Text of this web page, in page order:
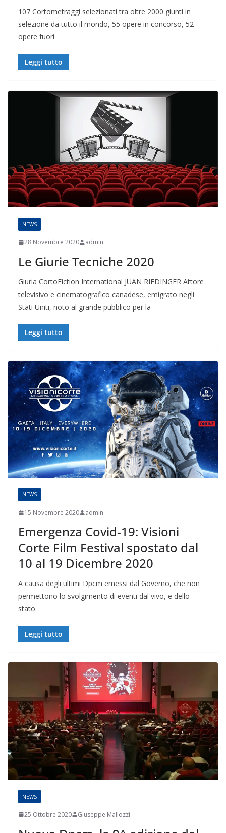
107 Cortometraggi selezionati tra oltre 2000 giunti in
selezione da tutto il mondo, 55 opere in concorso, 52
opere fuori
Leggi tutto
NEWS
28 Novembre 2020 admin
Le Giurie Tecniche 2020
Giuria CortoFiction International JUAN RIEDINGER Attore
televisivo e cinematografico canadese, emigrato negli
Stati Uniti, noto al grande pubblico per la
Leggi tutto
NEWS
15 Novembre 2020 admin
Emergenza Covid-19: Visioni
Corte Film Festival spostato dal
10 al 19 Dicembre 2020
A causa degli ultimi Dpcm emessi dal Governo, che non
permettono lo svolgimento di eventi dal vivo, e dello
stato
Leggi tutto
NEWS
25 Ottobre 2020 Giuseppe Mallozzi